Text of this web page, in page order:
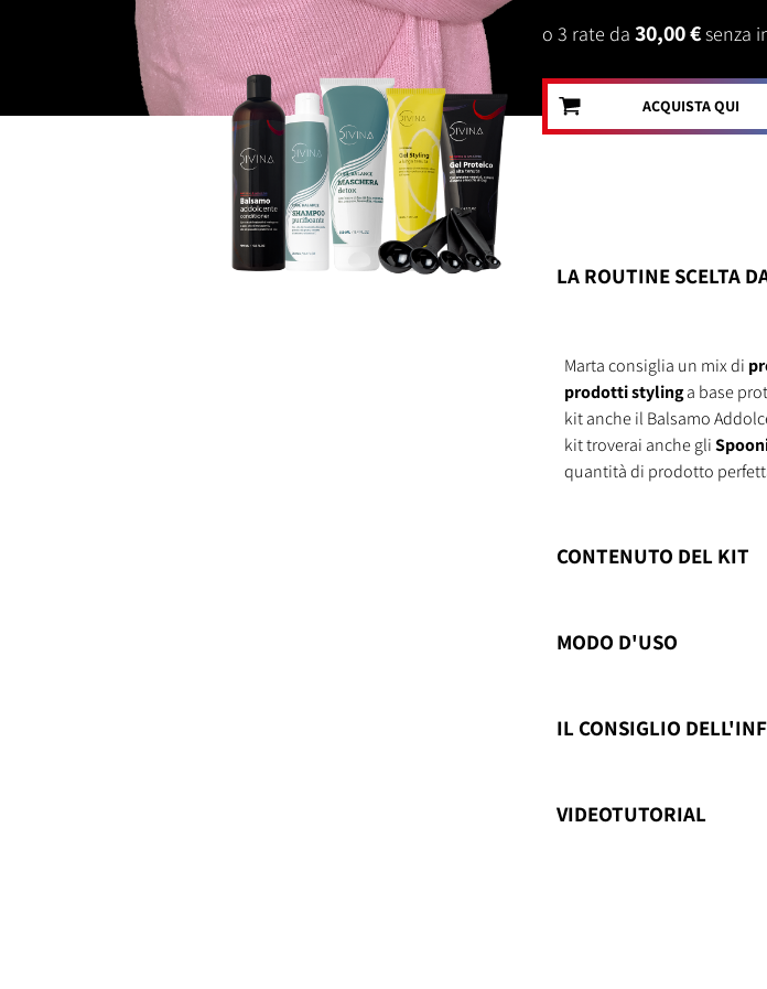
o 3 rate da 30,00 €senza
ACQUISTA QUI
LA ROUTINE SCELTA
Marta consiglia un mix di
prodotti stylinga base
kit anche il Balsamo
kit troverai anche gli
quantità di prodotto
CONTENUTO DEL KIT
MODO D'USO
IL CONSIGLIO
VIDEOTUTORIAL